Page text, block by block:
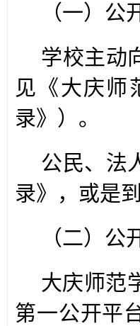
（一）公
学校主动
见《大庆师
录》）。
公民、法
录》，或是
（二）公
大庆师范
第一公开平